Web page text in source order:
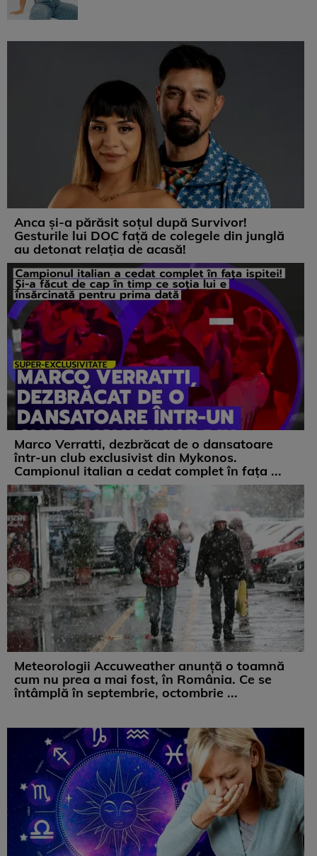
Anca și-a părăsit soțul după Survivor!
Gesturile lui DOC față de colegele din junglă
au detonat relația de acasă!
Marco Verratti, dezbrăcat de o dansatoare
într-un club exclusivist din Mykonos.
Campionul italian a cedat complet în fața ...
Meteorologii Accuweather anunță o toamnă
cum nu prea a mai fost, în România. Ce se
întâmplă în septembrie, octombrie ...